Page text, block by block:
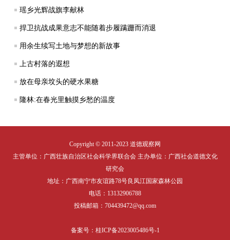
瑶乡光辉战旗李献林
捍卫抗战成果意志不能随着步履蹒跚而消退
用余生续写土地与梦想的新故事
上古村落的遐想
放在母亲坟头的硬水果糖
隆林:在春光里触摸乡愁的温度
Copyright © 2011-2023 道德观察网
主管单位：广西壮族自治区社会科学界联合会 主办单位：广西社会道德文化
研究会
地址：广西南宁市友谊路78号良凤江国家森林公园
电话：13132906788
投稿邮箱：704439472@qq.com
备案号： 桂ICP备2023005486号-1